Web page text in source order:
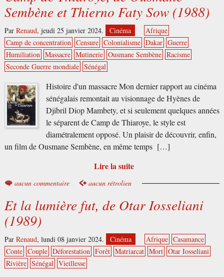
Sembène et Thierno Faty Sow (1988)
Par Renaud, jeudi 25 janvier 2024. Cinéma
Afrique
Camp de concentration Censure Colonialisme Dakar Guerre
Humiliation Massacre Mutinerie Ousmane Sembène Racisme
Seconde Guerre mondiale Sénégal
Histoire d'un massacre Mon dernier rapport au cinéma
sénégalais remontait au visionnage de Hyènes de
Djibril Diop Mambety, et si seulement quelques années
le séparent de Camp de Thiaroye, le style est
diamétralement opposé. Un plaisir de découvrir, enfin,
un film de Ousmane Sembène, en même temps […]
Lire la suite
aucun commentaire aucun rétrolien
Et la lumière fut, de Otar Iosseliani
(1989)
Par Renaud, lundi 08 janvier 2024. Cinéma Afrique Casamance
Conte Couple Déforestation Forêt Matriarcat Mort Otar Iosseliani
Rivière Sénégal Vieillesse